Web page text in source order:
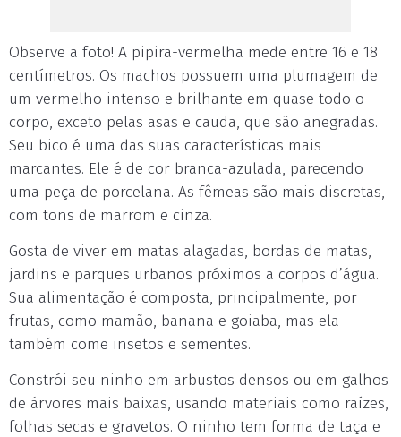
Observe a foto! A pipira-vermelha mede entre 16 e 18
centímetros. Os machos possuem uma plumagem de
um vermelho intenso e brilhante em quase todo o
corpo, exceto pelas asas e cauda, que são anegradas.
Seu bico é uma das suas características mais
marcantes. Ele é de cor branca-azulada, parecendo
uma peça de porcelana. As fêmeas são mais discretas,
com tons de marrom e cinza.
Gosta de viver em matas alagadas, bordas de matas,
jardins e parques urbanos próximos a corpos d’água.
Sua alimentação é composta, principalmente, por
frutas, como mamão, banana e goiaba, mas ela
também come insetos e sementes.
Constrói seu ninho em arbustos densos ou em galhos
de árvores mais baixas, usando materiais como raízes,
folhas secas e gravetos. O ninho tem forma de taça e